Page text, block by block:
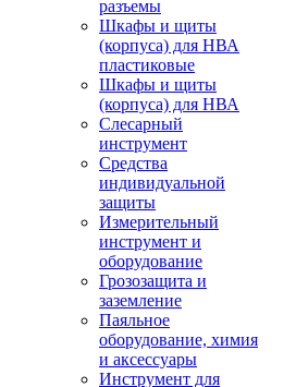
разъемы
Шкафы и щиты
(корпуса) для НВА
пластиковые
Шкафы и щиты
(корпуса) для НВА
Слесарный
инструмент
Средства
индивидуальной
защиты
Измерительный
инструмент и
оборудование
Грозозащита и
заземление
Паяльное
оборудование, химия
и аксессуары
Инструмент для